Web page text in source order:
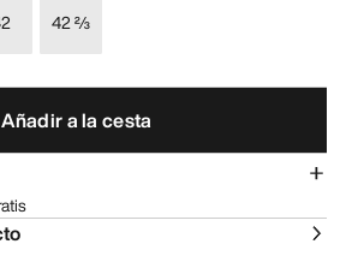
42 ⅔
Añadir a la cesta